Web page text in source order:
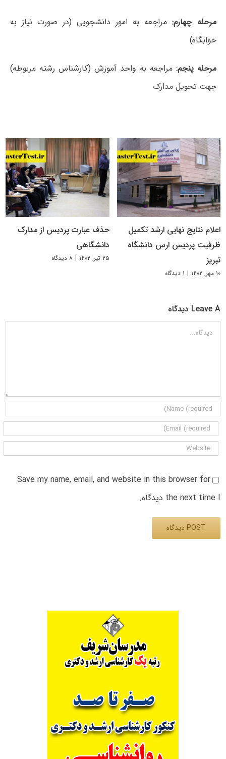
مرحله چهارم:مراجعه به امور دانشجویی (در صورت نیاز به
خوابگاه)
مرحله پنجم: مراجعه به واحد آموزش (کارشناس رشته مربوطه)
جهت تحویل مدارک
اعلام نتایج نهایی ارشد تکمیل
ظرفیت پردیس ارس دانشگاه
تبریز
۱۰ مهر, ۱۴۰۲ | ۱ دیدگاه
حذف عبارت پردیس از مدارک
دانشگاهی
۲۵ تیر, ۱۴۰۲ | ۸ دیدگاه
Leave A دیدگاه
دیدگاه
Save my name, email, and website in this browser for
the next time I دیدگاه.